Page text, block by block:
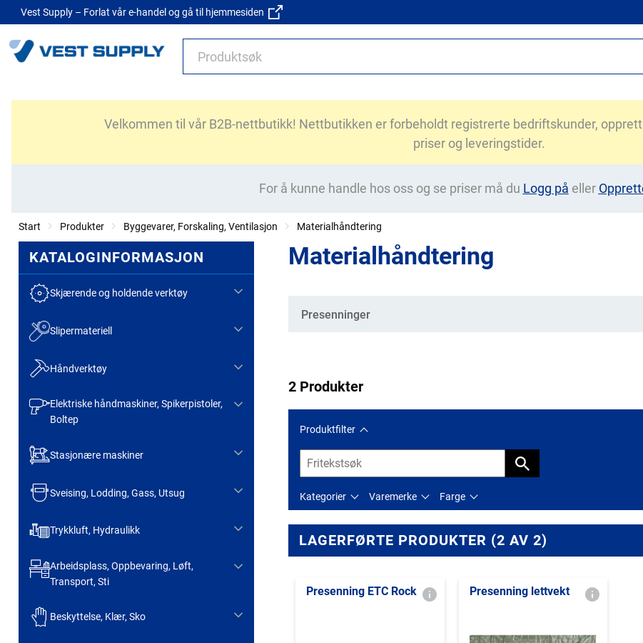
Vest Supply – Forlat vår e-handel og gå til hjemmesiden
Velkommen til vår B2B-nettbutikk! Nettbutikken er forbeholdt registrerte bedriftskunder,
priser og leveringstider.
For å kunne handle hos oss og se priser må du Logg på eller
Start Produkter Byggevarer, Forskaling, Ventilasjon Materialhåndtering
KATALOGINFORMASJON
Skjærende og holdende verktøy
Slipermateriell
Håndverktøy
Elektriske håndmaskiner, Spikerpistoler,
Boltep
Stasjonære maskiner
Sveising, Lodding, Gass, Utsug
Trykkluft, Hydraulikk
Arbeidsplass, Oppbevaring, Løft,
Transport, Sti
Beskyttelse, Klær, Sko
Materialhåndtering
Kategorier
Presenninger
2 Produkter
Produktfilter
Kategorier Varemerke Farge
LAGERFØRTE PRODUKTER (2 AV 2)
Presenning ETC Rock Presenning lettvekt